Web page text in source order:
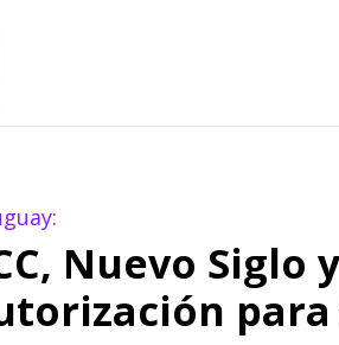
Nuevo